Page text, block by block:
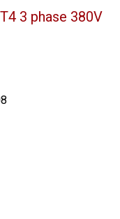
3 phase 380V